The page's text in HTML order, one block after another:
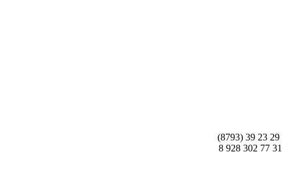
(8793) 39 23 29
8 928 302 77 31